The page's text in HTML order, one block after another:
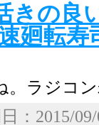
きの
廻転
。ラジコ
：